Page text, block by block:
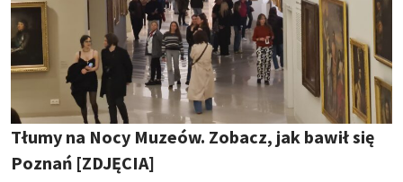
Tłumy na Nocy Muzeów. Zobacz, jak bawił się
Poznań [ZDJĘCIA]